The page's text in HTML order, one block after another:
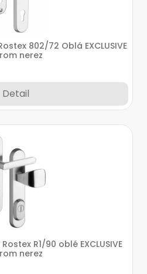
802/72 Oblá EXCLUSIVE
nerez
Detail
R1/90 oblé EXCLUSIVE
nerez